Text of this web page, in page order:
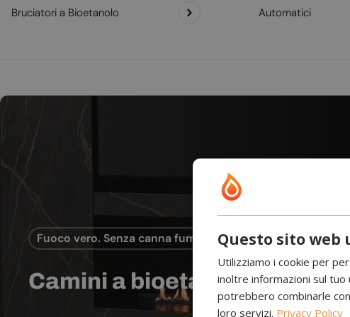
Bruciatori a Bioetanolo Automatici
Fuoco vero. Senza canna fumaria.
Camini a bioetanolo
Questo sito web
Utilizziamo i cookie per
inoltre informazioni sul
potrebbero combinarle
loro servizi. Privacy Policy